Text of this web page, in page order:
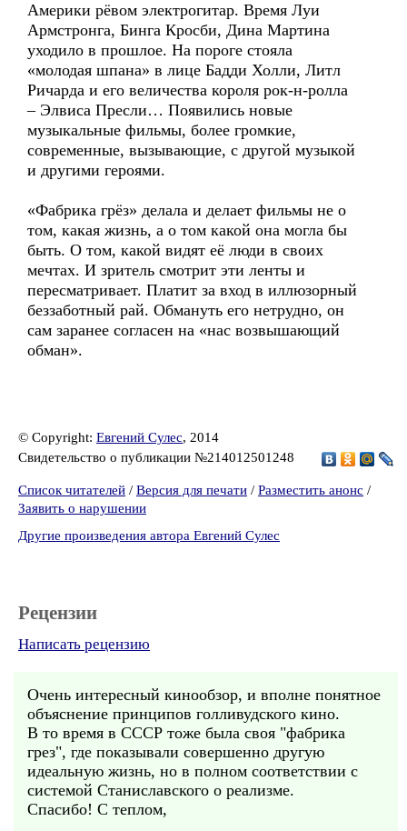
Америки рёвом электрогитар. Время Луи
Армстронга, Бинга Кросби, Дина Мартина
уходило в прошлое. На пороге стояла
«молодая шпана» в лице Бадди Холли, Литл
Ричарда и его величества короля рок-н-ролла
– Элвиса Пресли… Появились новые
музыкальные фильмы, более громкие,
современные, вызывающие, с другой музыкой
и другими героями.
«Фабрика грёз» делала и делает фильмы не о
том, какая жизнь, а о том какой она могла бы
быть. О том, какой видят её люди в своих
мечтах. И зритель смотрит эти ленты и
пересматривает. Платит за вход в иллюзорный
беззаботный рай. Обмануть его нетрудно, он
сам заранее согласен на «нас возвышающий
обман».
© Copyright: Евгений Сулес, 2014
Свидетельство о публикации №214012501248
Список читателей / Версия для печати / Разместить анонс /
Заявить о нарушении
Другие произведения автора Евгений Сулес
Рецензии
Написать рецензию
Очень интересный кинообзор, и вполне понятное
объяснение принципов голливудского кино.
В то время в СССР тоже была своя "фабрика
грез", где показывали совершенно другую
идеальную жизнь, но в полном соответствии с
системой Станиславского о реализме.
Спасибо! С теплом,